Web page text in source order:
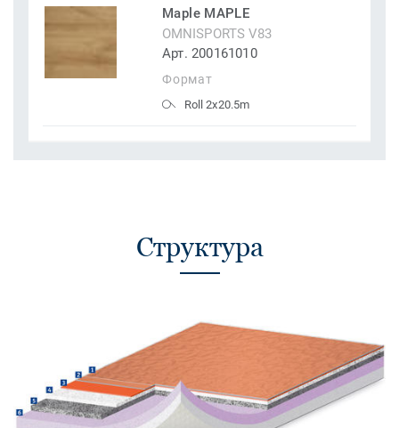
Maple MAPLE
OMNISPORTS V83
Арт. 200161010
Формат
Roll 2x20.5m
Структура